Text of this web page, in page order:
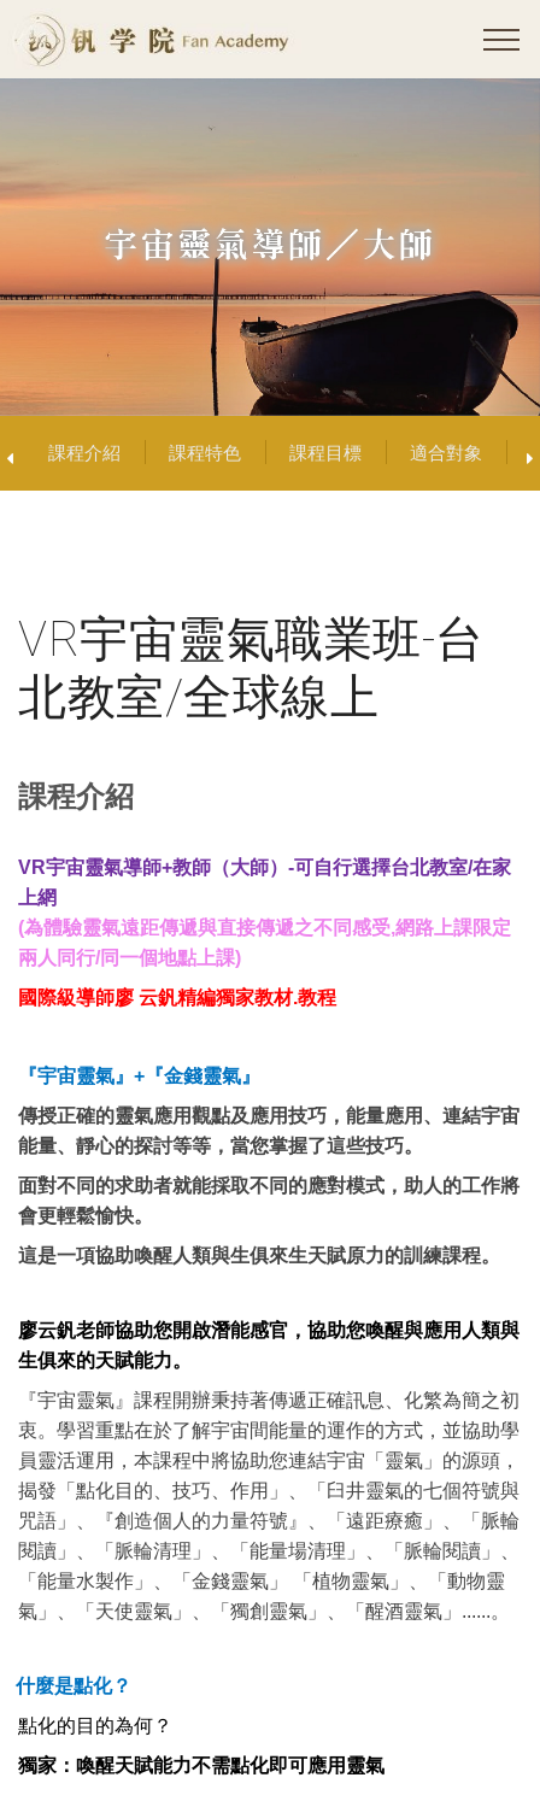
課程介紹 課程特色 課程目標 適合對象
VR宇宙靈氣職業班-台
北教室/全球線上
課程介紹
VR宇宙靈氣導師+教師（大師）-可自行選擇台北教室/在家
上網
(為體驗靈氣遠距傳遞與直接傳遞之不同感受,網路上課限定
兩人同行/同一個地點上課)
國際級導師廖 云釩精編獨家教材.教程
『宇宙靈氣』+『金錢靈氣』
傳授正確的靈氣應用觀點及應用技巧 ，能量應用、連結宇宙
能量、靜心的探討等等，當您掌握了這些技巧。
面對不同的求助者就能採取不同的應對模式 ，助人的工作將
會更輕鬆愉快。
這是一項協助喚醒人類與生俱來生天賦原力的訓練課程。
廖云釩老師協助您開啟潛能感官，協助您喚醒與應用人類與
生俱來的天賦能力。
『宇宙靈氣』課程開辦秉持著傳遞正確訊息、化繁為簡之初
衷。學習重點在於了解宇宙間能量的運作的方式，並協助學
員靈活運用 ，本課程中將協助您連結宇宙「靈氣」的源頭 ，
揭發「點化目的、技巧、作用」、「臼井靈氣的七個符號與
咒語」、『創造個人的力量符號』、「遠距療癒」、「脈輪
閱讀」、「脈輪清理」、「能量場清理」、「脈輪閱讀」、
「能量水製作」、「金錢靈氣」 「植物靈氣」、「動物靈
氣」、「天使靈氣」、「獨創靈氣」、「醒酒靈氣」......。
什麼是點化？
點化的目的為何？
獨家：喚醒天賦能力不需點化即可應用靈氣